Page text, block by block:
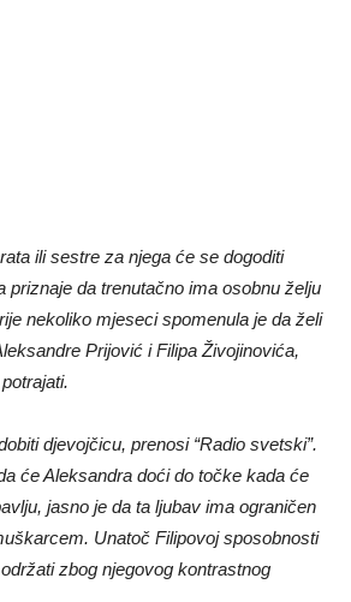
ili sestre za njega će se dogoditi
priznaje da trenutačno ima osobnu želju
nekoliko mjeseci spomenula je da želi
Prijović i Filipa Živojinovića,
djevojčicu, prenosi “Radio svetski”.
će Aleksandra doći do točke kada će
jasno je da ta ljubav ima ograničen
Unatoč Filipovoj sposobnosti
zbog njegovog kontrastnog